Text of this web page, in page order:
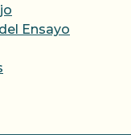
Ensayo